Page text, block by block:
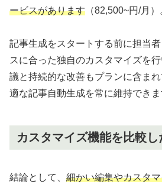
ービスがあります （82,500~円/月）
記事生成をスタートする前に担当
スに合った独自のカスタマイズを
議と持続的な改善もプランに含ま
適な記事自動生成を常に維持できま
カスタマイズ機能を比較し
結論として、 細かい編集やカスタ